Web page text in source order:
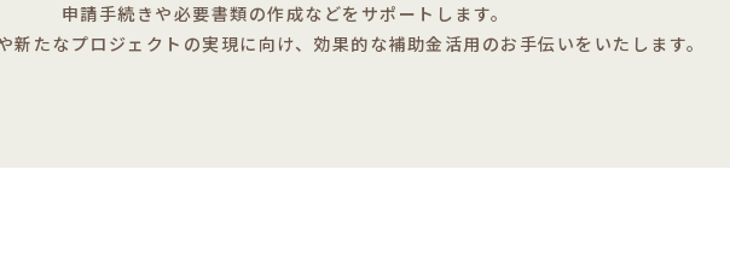
申請手続きや必要書類の作成などをサポートします。
新たなプロジェクトの実現に向け、効果的な補助金活用のお手伝いをいたします。